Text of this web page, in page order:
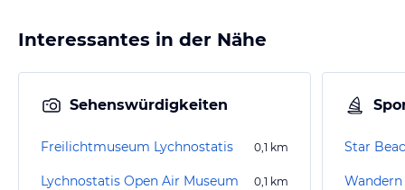
Interessantes in der Nähe
Sehenswürdigkeiten
Freilichtmuseum Lychnostatis 0,1 km
Lychnostatis Open Air Museum 0,1 km
Star